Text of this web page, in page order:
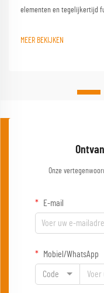
elementen en tegelijkertijd
MEER BEKIJKEN
Onze
E-mail
Mobiel/WhatsApp
Code